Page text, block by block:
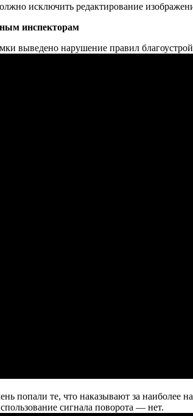
исключить редактирование
инспекторам
выведено нарушение правил
попали те, что наказывают за
сигнала поворота — нет.